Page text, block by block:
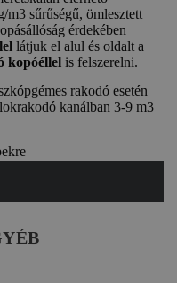
sűrűségű, ömlesztett
érdekében
látjuk el alul és oldalt a
kopóéllel is felszerelni.
rakodó esetén
kanálban 3-9 m3